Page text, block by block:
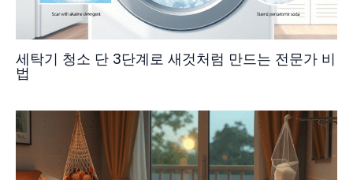
세탁기 청소 단 3단계로 새것처럼 만드는 전문가 비
법